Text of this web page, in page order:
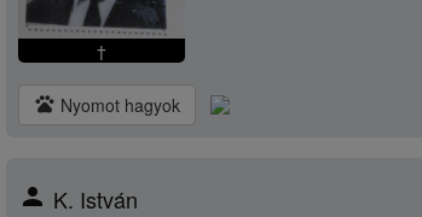
†
pets Nyomot hagyok
person K. István